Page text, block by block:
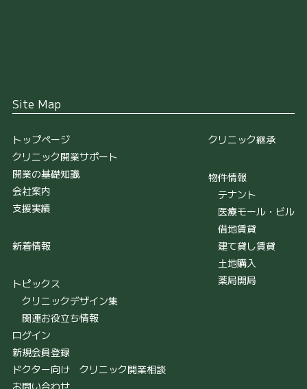
Site Map
トップページ
クリニック開業サポート
開業の基礎知識
会社案内
支援実績
新着情報
トピックス
クリニックデザイン集
関連お役立ち情報
クリニック継承
物件情報
テナント
医療モール・ビル
借地賃貸
建て貸し賃貸
土地購入
薬局開局
ログイン
新規会員登録
ドクター向け クリニック開業相談